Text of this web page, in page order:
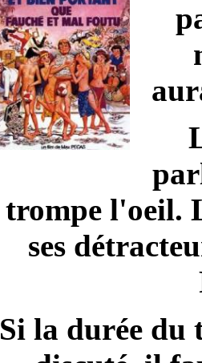
trompe l'oeil.
ses
Si la durée du